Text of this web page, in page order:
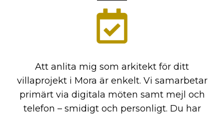
Att anlita mig som arkitekt för ditt
villaprojekt i Mora är enkelt. Vi samarbetar
primärt via digitala möten samt mejl och
telefon – smidigt och personligt. Du har